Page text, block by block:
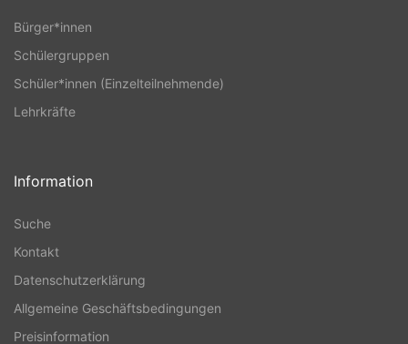
Bürger*innen
Schülergruppen
Schüler*innen (Einzelteilnehmende)
Lehrkräfte
Information
Suche
Kontakt
Datenschutzerklärung
Allgemeine Geschäftsbedingungen
Preisinformation